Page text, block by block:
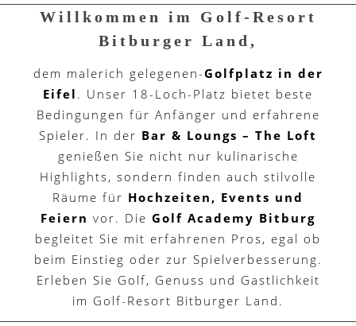
Willkommen im Golf-Resort
Bitburger Land,
dem malerich gelegenen-Golfplatz in der
Eifel . Unser 18-Loch-Platz bietet beste
Bedingungen für Anfänger und erfahrene
Spieler. In der Bar & Loungs – The Loft
genießen Sie nicht nur kulinarische
Highlights, sondern finden auch stilvolle
Räume für Hochzeiten, Events und
Feiern vor. Die Golf Academy Bitburg
begleitet Sie mit erfahrenen Pros, egal ob
beim Einstieg oder zur Spielverbesserung.
Erleben Sie Golf, Genuss und Gastlichkeit
im Golf-Resort Bitburger Land.